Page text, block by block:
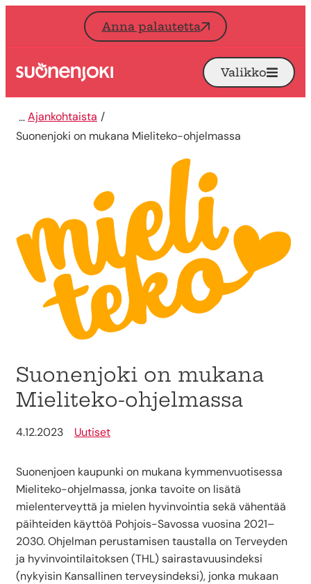
Siirry sisältöön
Anna palautetta
Etusivu Avaa
Valikko
Ajankohtaista
Suonenjoki on mukana Mieliteko-ohjelmassa
Suonenjoki on mukana
Mieliteko-ohjelmassa
4.12.2023 Uutiset
Suonenjoen kaupunki on mukana kymmenvuotisessa
Mieliteko-ohjelmassa, jonka tavoite on lisätä
mielenterveyttä ja mielen hyvinvointia sekä vähentää
päihteiden käyttöä Pohjois-Savossa vuosina 2021–
2030. Ohjelman perustamisen taustalla on Terveyden
ja hyvinvointilaitoksen (THL) sairastavuusindeksi
(nykyisin Kansallinen terveysindeksi), jonka mukaan